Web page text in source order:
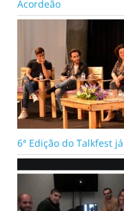
Acordeão
6ª Edição do Talkfest